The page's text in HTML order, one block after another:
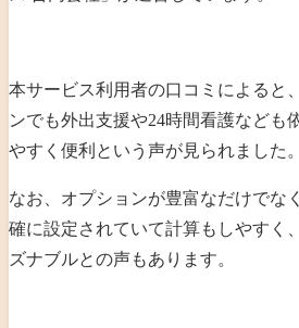
本サービス利用者の口コミによると、
ンでも外出支援や24時間看護なども
やすく便利という声が見られました 。
なお、 オプションが豊富なだけでな
確に設定されていて計算もしやすく
ズナブルとの声もあります。